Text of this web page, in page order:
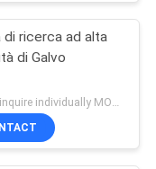
di ricerca ad alta
di Galvo
Please inquire individually MOQ:1